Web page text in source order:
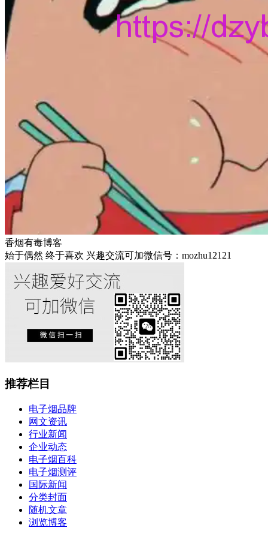
香烟有毒博客
始于偶然 终于喜欢 兴趣交流可加微信号：mozhu12121
推荐栏目
电子烟品牌
网文资讯
行业新闻
企业动态
电子烟百科
电子烟测评
国际新闻
分类封面
随机文章
浏览博客